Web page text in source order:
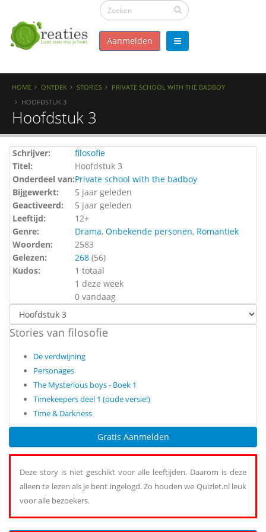
Aanmelden
HOME ONTDEK STORIES
PRIVATE SCHOOL WITH THE BADBOY
HOOFDSTUK 3
Hoofdstuk 3
Schrijver:
filosofie
Titel:
Hoofdstuk 3
Onderdeel van:Private school with the badboy
Bijgewerkt:
5 jaar geleden
Geactiveerd:
5 jaar geleden
Leeftijd:
12+
Genre:
Drama, Onbekende personen, Romantiek
Woorden:
2583
Gelezen:
268 (56)
Kudos:
1 totaal
1 deze week
0 vandaag
Stories van filosofie
De verdwijning
Personages
The Mysterious boys - Boek 1
Timekeepers deel 1 (oude versie!)
Time & Darkness
Gratis Aanmelden
Deze story is niet geschikt voor alle leeftijden. Daarom is deze
alleen te lezen als je bent ingelogd. Zo houden we Quizlet.nl leuk
voor alle bezoekers.